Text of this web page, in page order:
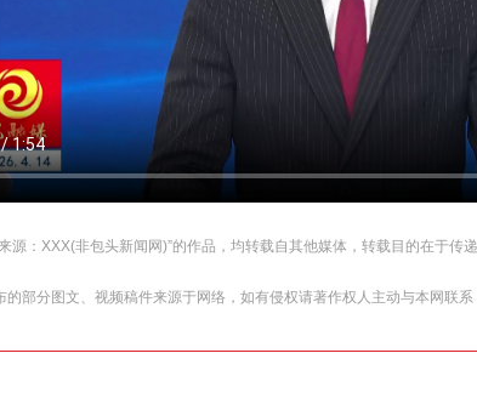
源：XXX(非包头新闻网)”的作品，均转载自其他媒体，转载目的在于传
部分图文、视频稿件来源于网络，如有侵权请著作权人主动与本网联系